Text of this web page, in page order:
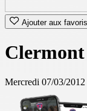
Ajouter aux favoris
Mercredi 07/03/2012